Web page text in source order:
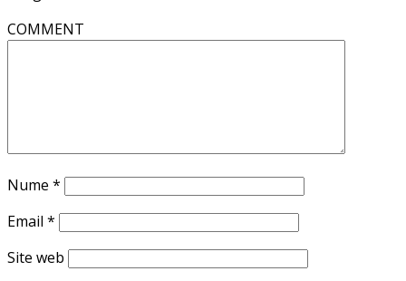
COMMENT
Nume *
Email *
Site web